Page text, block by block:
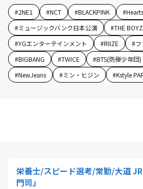
#2NE1 #NCT #BLACKPINK #
#ミュージックバンク日本公演 #THE BOYZ
#YGエンターテインメント #RIIZE #
#BIGBANG #TWICE #BTS(防弾少年団)
#NewJeans #ミン・ヒジン #Kstyle
栄養士/スピード選考/常勤/大道
門司」